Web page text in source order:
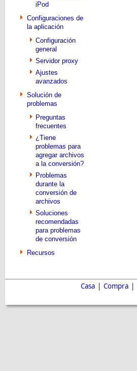
iPod
Configuraciones de
la aplicación
Configuración
general
Servidor proxy
Ajustes
avanzados
Solución de
problemas
Preguntas
frecuentes
¿Tiene
problemas para
agregar archivos
a la conversión?
Problemas
durante la
conversión de
archivos
Soluciones
recomendadas
para problemas
de conversión
Recursos
Casa | Compra |